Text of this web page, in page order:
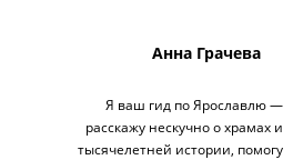
Анна Грачева
Я ваш гид по Ярославлю —
расскажу нескучно о храмах и
тысячелетней истории, помогу